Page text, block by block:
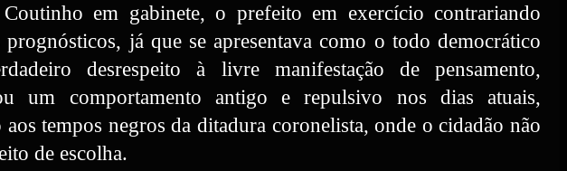
em gabinete, o prefeito em exercício contrariando
prognósticos, já que se apresentava como o todo democrático
desrespeito à livre manifestação de pensamento,
um comportamento antigo e repulsivo nos dias atuais,
tempos negros da ditadura coronelista, onde o cidadão não
de escolha.